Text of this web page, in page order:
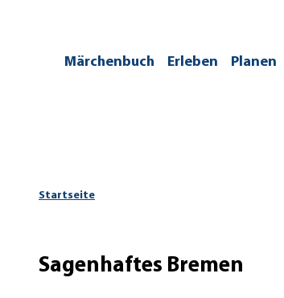
Märchenbuch Erleben Planen
Startseite
Sagenhaftes Bremen